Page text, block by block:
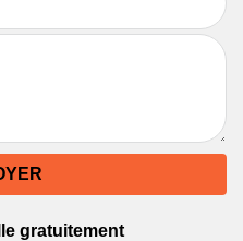
gratuitement